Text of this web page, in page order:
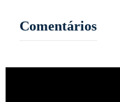
Comentários